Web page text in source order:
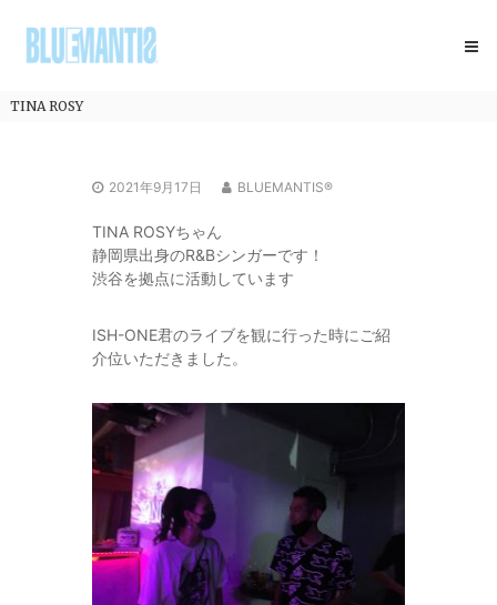
ツ
BLUEMANTIS
TINA ROSY
2021年9月17日 BLUEMANTIS®
TINA ROSYちゃん
静岡県出身のR&Bシンガーです！
渋谷を拠点に活動しています
ISH-ONE君のライブを観に行った時にご紹
介位いただきました。